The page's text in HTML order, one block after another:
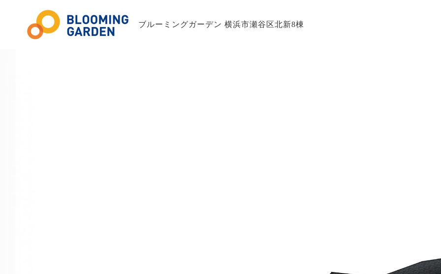
ブルーミングガーデン 横浜市瀬谷区北新8棟